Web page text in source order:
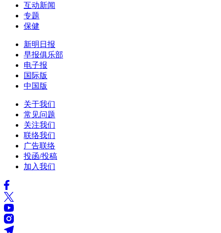
互动新闻
专题
保健
新明日报
早报俱乐部
电子报
国际版
中国版
关于我们
常见问题
关注我们
联络我们
广告联络
投函/投稿
加入我们